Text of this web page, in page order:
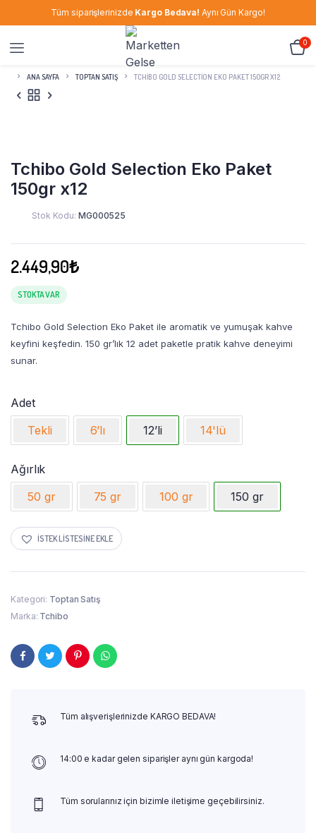
Tüm siparişlerinizde Kargo Bedava! Aynı Gün Kargo!
0
ANA SAYFA TOPTAN SATIŞ TCHIBO GOLD SELECTION EKO PAKET 150GR X12
Tchibo Gold Selection Eko Paket
150gr x12
Stok Kodu: MG000525
2.449,90₺
STOKTA VAR
Tchibo Gold Selection Eko Paket ile aromatik ve yumuşak kahve
keyfini keşfedin. 150 gr’lık 12 adet paketle pratik kahve deneyimi
sunar.
Adet
Tekli
6’lı 12’li 14'lü
Ağırlık
50 gr
75 gr 100 gr 150 gr
İSTEK LISTESINE EKLE
Kategori: Toptan Satış
Marka: Tchibo
Tüm alışverişlerinizde KARGO BEDAVA!
14:00 e kadar gelen siparişler aynı gün kargoda!
Tüm sorularınız için bizimle iletişime geçebilirsiniz.